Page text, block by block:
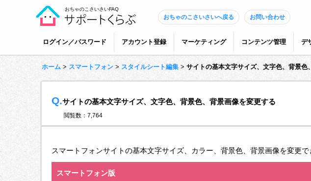
おちゃのこさいさいFAQ
おちゃのこさいさいへ戻る お問い合わせ
ログイン／パスワード アカウント登録 マーケティング コンテンツ管理 デ
ホーム> スマートフォン> スタイルシート編集> サイトの基本文字サイズ、文字色、背景色
Q.サイトの基本文字サイズ、文字色、背景色、背景画像を変更する
閲覧数：7,764
スマートフォンサイトの基本文字サイズ、カラー、背景色、背景画像を変更で
スマートフォン版